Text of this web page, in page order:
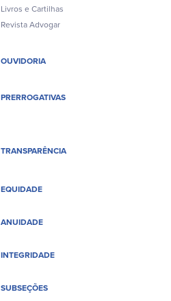
Livros e Cartilhas
Revista Advogar
OUVIDORIA
PRERROGATIVAS
TRANSPARÊNCIA
EQUIDADE
ANUIDADE
INTEGRIDADE
SUBSEÇÕES